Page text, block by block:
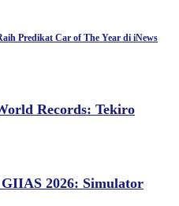
Predikat Car of The Year di iNews
Records: Tekiro
2026: Simulator